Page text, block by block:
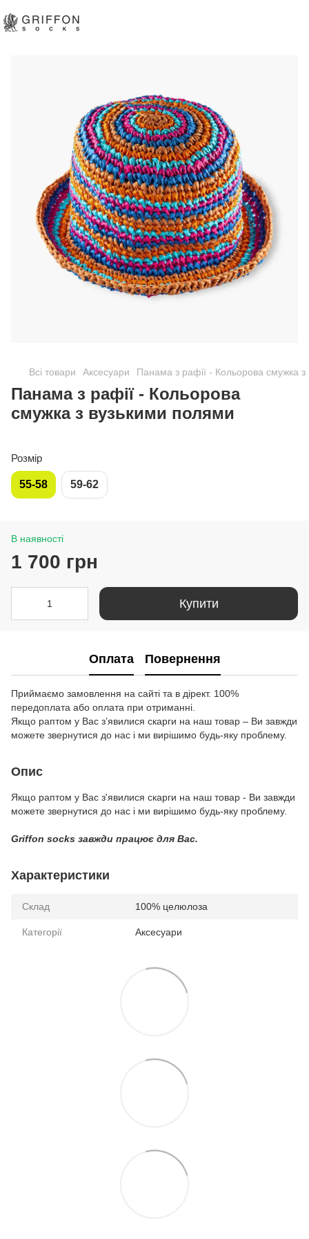
Всі товари Аксесуари Панама з рафії - Кольорова смужка
Панама з рафії - Кольорова
смужка з вузькими полями
Розмір
55-58 59-62
В наявності
1 700 грн
Купити
Оплата Повернення
Приймаємо замовлення на сайті та в дірект. 100%
передоплата або оплата при отриманні.
Якщо раптом у Вас з’явилися скарги на наш товар – Ви завжди
можете звернутися до нас і ми вирішимо будь-яку проблему.
Опис
Якщо раптом у Вас з'явилися скарги на наш товар - Ви завжди
можете звернутися до нас і ми вирішимо будь-яку проблему.
Griffon socks завжди працює для Вас.
Характеристики
Склад 100% целюлоза
Категорії Аксесуари